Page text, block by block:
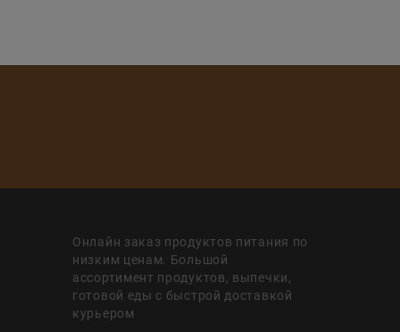
Онлайн заказ продуктов питания по
низким ценам. Большой
ассортимент продуктов, выпечки,
готовой еды с быстрой доставкой
курьером